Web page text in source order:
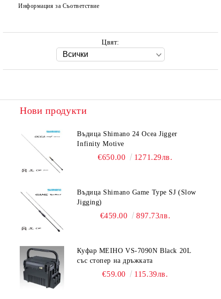
Информация за Съответствие
Цвят:
Нови продукти
Въдица Shimano 24 Ocea Jigger
Infinity Motive
€650.00 1271.29лв.
Въдица Shimano Game Type SJ (Slow
Jigging)
€459.00 897.73лв.
Куфар MEIHO VS-7090N Black 20L
със стопер на дръжката
€59.00 115.39лв.